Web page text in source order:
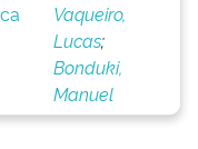
Vaqueiro,
Lucas;
Bonduki,
Manuel